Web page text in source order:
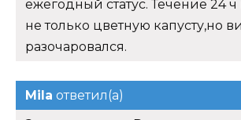
ежегодный статус. Течение 24
не только цветную капусту,но
разочаровался.
Mila ответил(а)